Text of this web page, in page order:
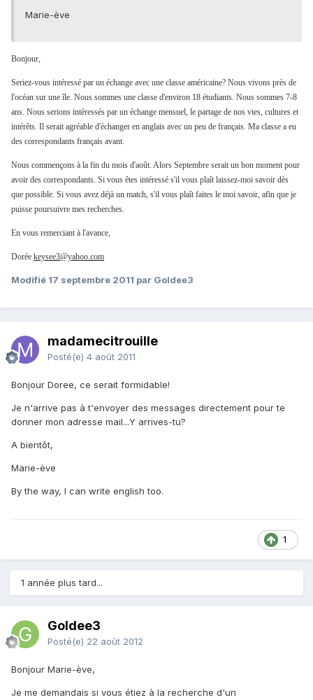
Marie-ève
Bonjour,
Seriez-vous intéressé par un échange avec une classe américaine? Nous vivons près de
l'océan sur une île. Nous sommes une classe d'environ 18 étudiants. Nous sommes 7-8
ans. Nous serions intéressés par un échange mensuel, le partage de nos vies, cultures et
intérêts. Il serait agréable d'échanger en anglais avec un peu de français. Ma classe a eu
des correspondants français avant.
Nous commençons à la fin du mois d'août. Alors Septembre serait un bon moment pour
avoir des correspondants. Si vous êtes intéressé s'il vous plaît laissez-moi savoir dès
que possible. Si vous avez déjà un match, s'il vous plaît faites le moi savoir, afin que je
puisse poursuivre mes recherches.
En vous remerciant à l'avance,
Dorée keysee3@yahoo.com
Modifié 17 septembre 2011 par Goldee3
madamecitrouille
Posté(e) 4 août 2011
Bonjour Doree, ce serait formidable!
Je n'arrive pas à t'envoyer des messages directement pour te
donner mon adresse mail...Y arrives-tu?
A bientôt,
Marie-ève
By the way, I can write english too.
1
1 année plus tard...
Goldee3
Posté(e) 22 août 2012
Bonjour Marie-ève,
Je me demandais si vous étiez à la recherche d'un